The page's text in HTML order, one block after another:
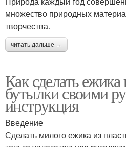
множество природных
творчества.
читать дальше →
Как сделать ежика
бутылки своими
инструкция
Введение
Сделать милого ежика из